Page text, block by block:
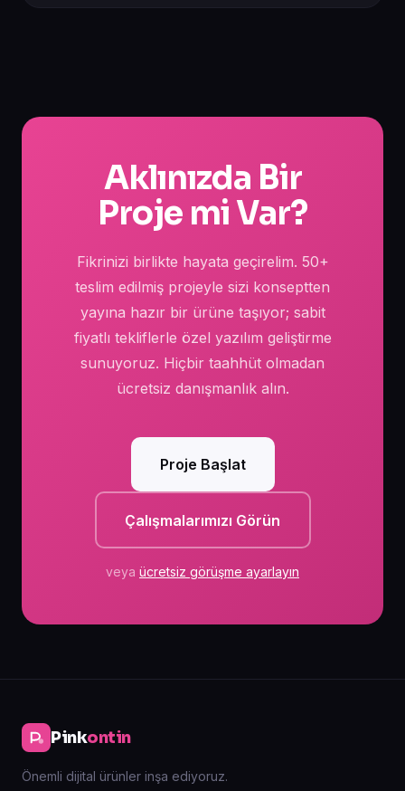
Aklınızda Bir
Proje mi Var?
Fikrinizi birlikte hayata geçirelim. 50+
teslim edilmiş projeyle sizi konseptten
yayına hazır bir ürüne taşıyor; sabit
fiyatlı tekliflerle özel yazılım geliştirme
sunuyoruz. Hiçbir taahhüt olmadan
ücretsiz danışmanlık alın.
Proje Başlat
Çalışmalarımızı Görün
veya ücretsiz görüşme ayarlayın
Pinkontin
Önemli dijital ürünler inşa ediyoruz.